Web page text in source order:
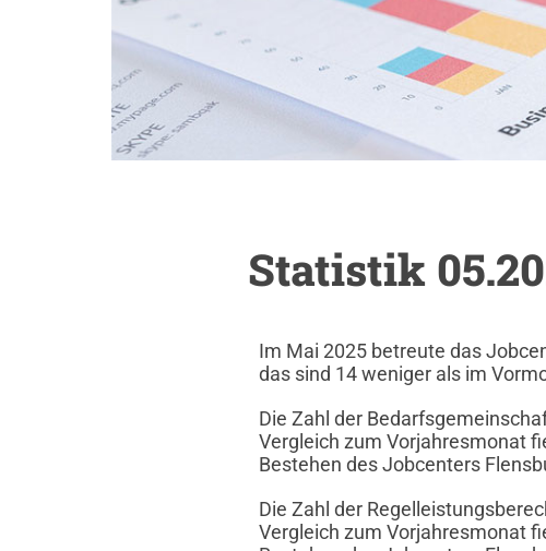
Statistik
Im Mai 2025 betreute das
das sind 14 weniger als im
Die Zahl der
Vergleich zum Vorjahresmonat
Bestehen des Jobcenters
Die Zahl der
Vergleich zum Vorjahresmonat